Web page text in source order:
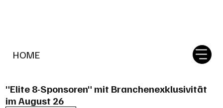
HOME
"Elite 8-Sponsoren" mit Branchenexklusivität
im August 26